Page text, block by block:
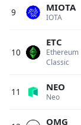
9 IOTA
MIOTA
10
Ethereum
Classic
ETC
11 Neo
NEO
OMG